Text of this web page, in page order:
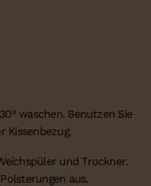
waschen. Benutzen Sie
Kissenbezug.
und Trockner.
aus.